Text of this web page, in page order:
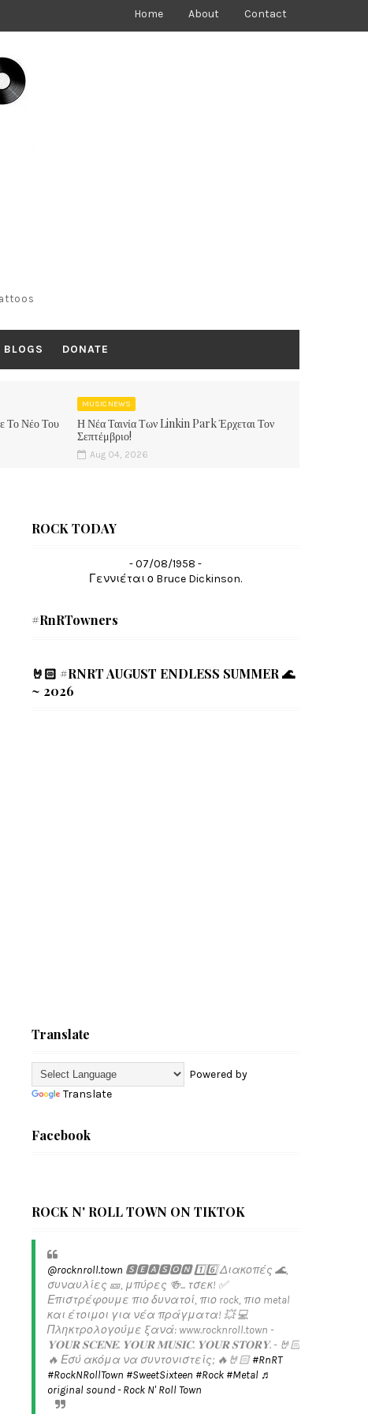
Home About Contact
BLOGS DONATE
Το Νέο Του
MUSIC NEWS
Η Νέα Ταινία Των Linkin Park Έρχεται Τον
Σεπτέμβριο!
Aug 04, 2026
ROCK TODAY
- 07/08/1958 -
Γεννιέται ο Bruce Dickinson.
#RnRTowners
🤘🏻 #RNRT AUGUST ENDLESS SUMMER 🌊
~ 2026
Translate
Powered by
Translate
Facebook
ROCK N' ROLL TOWN ON TIKTOK
@rocknroll.town 🆂🅴🅰🆂🅾🅽 1️⃣6️⃣ Διακοπές 🌊,
συναυλίες 🎫, μπύρες 🍻... τσεκ! ✅️
Επιστρέφουμε πιο δυνατοί, πιο rock, πιο metal
και έτοιμοι για νέα πράγματα! 💥 💻
Πληκτρολογούμε ξανά: www.rocknroll.town -
𝐘𝐎𝐔𝐑 𝐒𝐂𝐄𝐍𝐄. 𝐘𝐎𝐔𝐑 𝐌𝐔𝐒𝐈𝐂. 𝐘𝐎𝐔𝐑 𝐒𝐓𝐎𝐑𝐘. - 🤘🏻
🔥 Εσύ ακόμα να συντονιστείς; 🔥🤘🏻#RnRT
#RockNRollTown #SweetSixteen #Rock #Metal ♬
original sound - Rock N' Roll Town